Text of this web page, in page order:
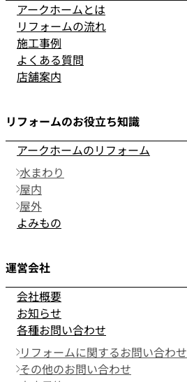
アークホームとは
リフォームの流れ
施工事例
よくある質問
店舗案内
リフォームのお役立ち知識
アークホームのリフォーム
水まわり
屋内
屋外
よみもの
運営会社
会社概要
お知らせ
各種お問い合わせ
リフォームに関するお問い合わせ
その他のお問い合わせ